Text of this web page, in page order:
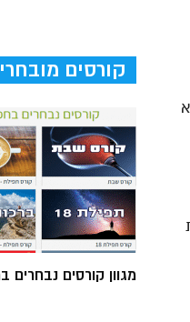
קורסים
מגוון קורסים